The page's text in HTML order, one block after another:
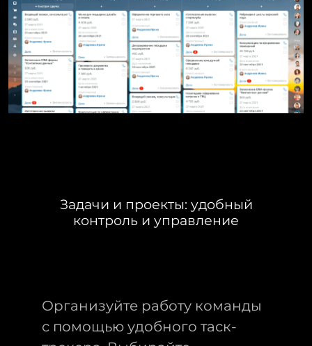
Задачи и проекты: удобный
контроль и управление
Организуйте работу команды
с помощью удобного таск-